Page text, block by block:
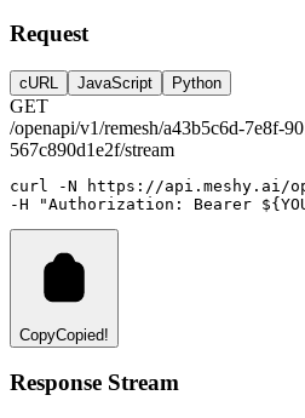
Request
cURL JavaScript Python
GET
/openapi/v1/remesh/a43b5c6d-7e8f-
567c890d1e2f/stream
curl -N
https://api.meshy.ai/
-H
"Authorization: Bearer
CopyCopied!
Response Stream